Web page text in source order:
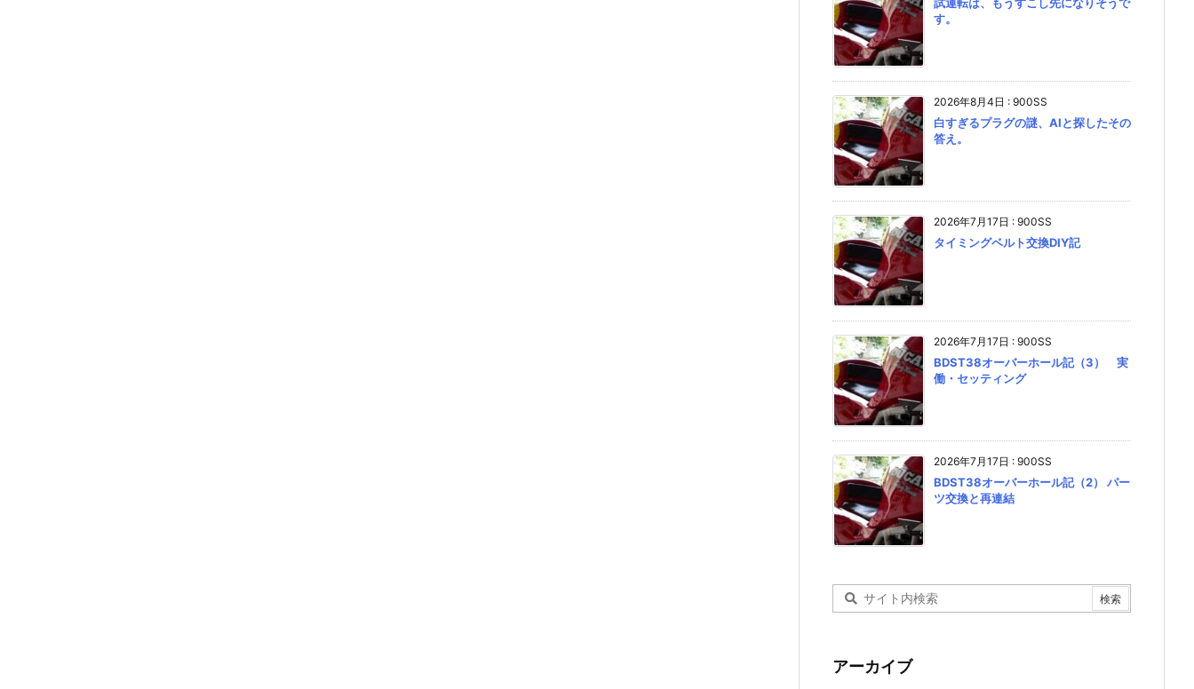
す。
2026年8月4日 : 900SS
白すぎるプラグの謎、AIと探したその
答え。
2026年7月17日 : 900SS
タイミングベルト交換DIY記
2026年7月17日 : 900SS
BDST38オーバーホール記（3） 実
働・セッティング
2026年7月17日 : 900SS
BDST38オーバーホール記（2） パー
ツ交換と再連結
アーカイブ